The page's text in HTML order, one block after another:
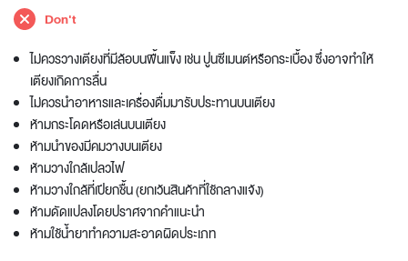
Don't
ไม่ควรวางเตียงที่มีล้อบนพื้นแข็ง เช่น ปูนซีเมนต์หรือกระเบื้อง ซึ่งอาจทำให้
เตียงเกิดการลื่น
ไม่ควรนำอาหารและเครื่องดื่มมารับประทานบนเตียง
ห้ามกระโดดหรือเล่นบนเตียง
ห้ามนำของมีคมวางบนเตียง
ห้ามวางใกล้เปลวไฟ
ห้ามวางใกล้ที่เปียกชื้น (ยกเว้นสินค้าที่ใช้กลางแจ้ง)
ห้ามดัดแปลงโดยปราศจากคำแนะนำ
ห้ามใช้น้ำยาทำความสะอาดผิดประเภท